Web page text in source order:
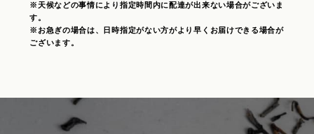
※天候などの事情により指定時間内に配達が出来ない場合がございま
す。
※お急ぎの場合は、日時指定がない方がより早くお届けできる場合が
ございます。